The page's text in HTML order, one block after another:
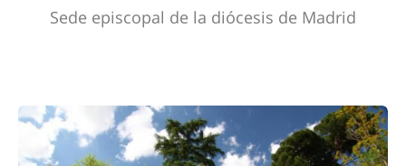
Sede episcopal de la diócesis de Madrid